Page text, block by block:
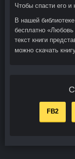
Чтобы спасти его и
В нашей
бесплатно
текст книги
можно скачать
FB2